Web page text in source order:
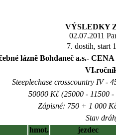
VÝSLEDKY
02.07.2011
7. dostih, start
lázně Bohdaneč a.s.-
Steeplechase crosscountry IV -
50000 Kč (25000 - 11500
Zápisné: 750 + 1 000
Stav
hmot. jezdec